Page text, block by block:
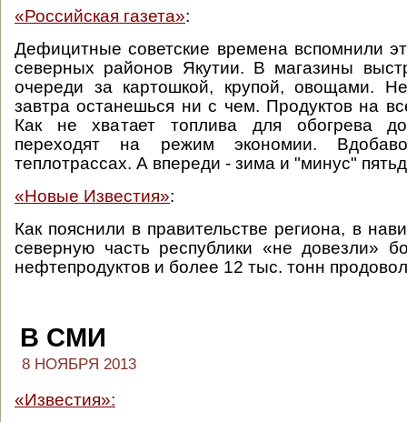
«Российская газета»:
Дефицитные советские времена вспомнили
северных районов Якутии. В магазины
очереди за картошкой, крупой, овощами.
завтра останешься ни с чем. Продуктов на
Как не хватает топлива для обогрева
переходят на режим экономии.
теплотрассах. А впереди - зима и "минус"
«Новые Известия»:
Как пояснили в правительстве региона, в
северную часть республики «не довезли»
нефтепродуктов и более 12 тыс. тонн
В СМИ
8 НОЯБРЯ 2013
«Известия»: